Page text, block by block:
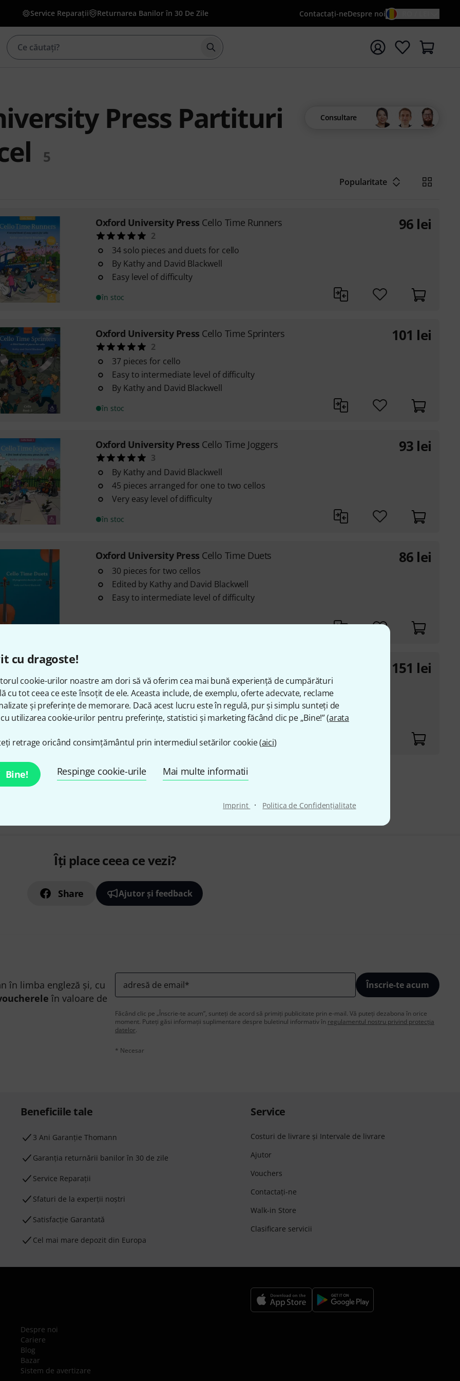
cu dragoste!
cookie-urilor noastre am dori să vă oferim cea mai bună experiență de cumpărături
cu tot ceea ce este însoțit de ele. Aceasta include, de exemplu, oferte adecvate, reclame
și preferințe de memorare. Dacă acest lucru este în regulă, pur și simplu sunteți de
utilizarea cookie-urilor pentru preferințe, statistici și marketing făcând clic pe „Bine!” (arata
retrage oricând consimțământul prin intermediul setărilor cookie (aici)
Bine! Respinge cookie-urile Mai multe informatii
Imprint · Politica de Confidenţialitate
Service Reparații Returnarea Banilor în 30 De Zile Contactaţi-neDespre noi
Începeți căutarea cu termenul de căutare {searchTerm}
Press Partituri
5
Consultare
Popularitate
Oxford University Press Cello Time Runners
2
34 solo pieces and duets for cello
By Kathy and David Blackwell
Easy level of difficulty
în stoc
96 lei
Oxford University Press Cello Time Sprinters
2
37 pieces for cello
Easy to intermediate level of difficulty
By Kathy and David Blackwell
în stoc
101 lei
Oxford University Press Cello Time Joggers
3
By Kathy and David Blackwell
45 pieces arranged for one to two cellos
Very easy level of difficulty
în stoc
93 lei
Oxford University Press Cello Time Duets
30 pieces for two cellos
Edited by Kathy and David Blackwell
Easy to intermediate level of difficulty
86 lei
1
16 Concert pieces for cello
With piano accompaniment
By Kathy and David Blackwell
în stoc
151 lei
Transport gratuit de la 1.500 lei
Îți place ceea ce vezi?
Share Ajutor și feedback
în limba engleză și, cu
în valoare de
adresă de email* Înscrie-te acum
Făcând clic pe „Înscrie-te acum”, sunteți de acord să primiți publicitate prin e-mail. Vă puteți dezabona în orice
moment. Puteți găsi informații suplimentare despre buletinul informativ în regulamentul nostru privind protecția
datelor.
* Necesar
Beneficiile tale
3 Ani Garanție Thomann
Garanţia returnării banilor în 30 de zile
Service Reparații
Sfaturi de la experții noștri
Satisfacție Garantată
Cel mai mare depozit din Europa
Service
Costuri de livrare şi Intervale de livrare
Ajutor
Vouchers
Contactaţi-ne
Walk-in Store
Clasificare servicii
Despre noi
Cariere
Blog
Bazar
Sistem de avertizare